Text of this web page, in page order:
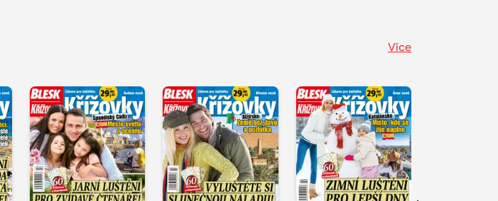
Více